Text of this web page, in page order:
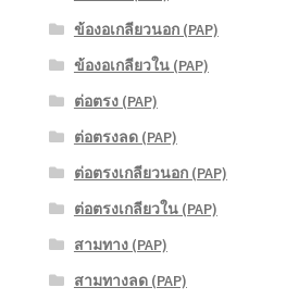
ข้องอเกลียวนอก (PAP)
ข้องอเกลียวใน (PAP)
ต่อตรง (PAP)
ต่อตรงลด (PAP)
ต่อตรงเกลียวนอก (PAP)
ต่อตรงเกลียวใน (PAP)
สามทาง (PAP)
สามทางลด (PAP)